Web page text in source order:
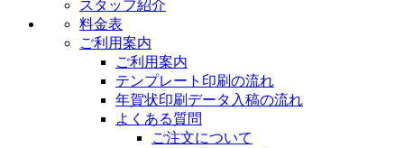
スタッフ紹介
料金表
ご利用案内
ご利用案内
テンプレート印刷の流れ
年賀状印刷データ入稿の流れ
よくある質問
ご注文について